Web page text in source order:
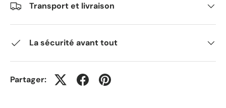
Transport et livraison
La sécurité avant tout
Partager: